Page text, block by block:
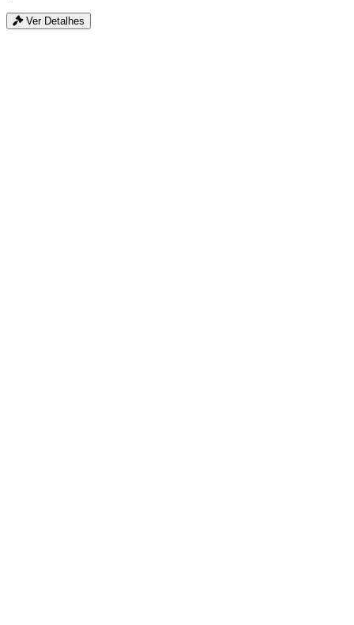
Ver Detalhes